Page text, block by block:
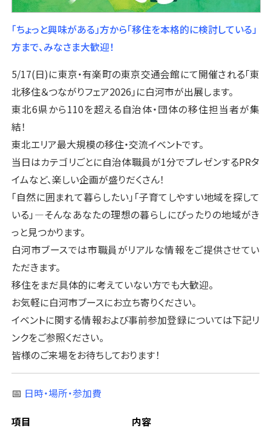
「ちょっと興味がある」方から「移住を本格的に検討している」
方まで、みなさま大歓迎！
5/17(日)に東京・有楽町の東京交通会館にて開催される「東
北移住＆つながりフェア2026」に白河市が出展します。
東北6県から110を超える自治体・団体の移住担当者が集
結！
東北エリア最大規模の移住・交流イベントです。
当日はカテゴリごとに自治体職員が1分でプレゼンするPRタ
イムなど、楽しい企画が盛りだくさん！
「自然に囲まれて暮らしたい」「子育てしやすい地域を探して
いる」―そんなあなたの理想の暮らしにぴったりの地域がき
っと見つかります。
白河市ブースでは市職員がリアルな情報をご提供させてい
ただきます。
移住をまだ具体的に考えていない方でも大歓迎。
お気軽に白河市ブースにお立ち寄りください。
イベントに関する情報および事前参加登録については下記リ
ンクをご参照ください。
皆様のご来場をお待ちしております！
📅 日時・場所・参加費
項目
内容